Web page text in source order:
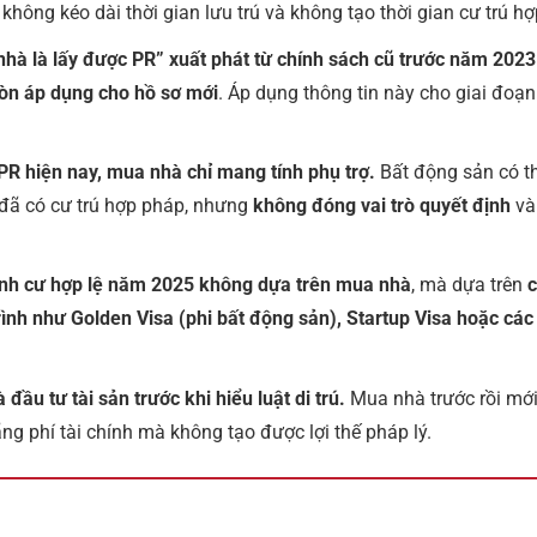
kéo dài thời gian lưu trú và không tạo thời gian cư trú
là lấy được PR” xuất phát từ chính sách cũ trước năm 2023
áp dụng cho hồ sơ mới. Áp dụng thông tin này cho giai
hiện nay, mua nhà chỉ mang tính phụ trợ. Bất động sản có
có cư trú hợp pháp, nhưng không đóng vai trò quyết địnhvà
cư hợp lệ năm 2025 không dựa trên mua nhà, mà dựa trên
như Golden Visa (phi bất động sản), Startup Visa hoặc
đầu tư tài sản trước khi hiểu luật di trú. Mua nhà trước rồi
phí tài chính mà không tạo được lợi thế pháp lý.